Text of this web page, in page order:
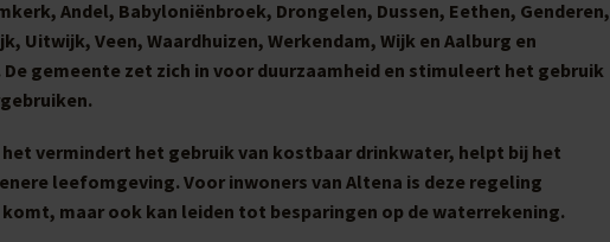
Andel, Babyloniënbroek, Drongelen, Dussen, Eethen, Genderen,
Uitwijk, Veen, Waardhuizen, Werkendam, Wijk en Aalburg en
De gemeente zet zich in voor duurzaamheid en stimuleert het gebruik
vermindert het gebruik van kostbaar drinkwater, helpt bij het
leefomgeving. Voor inwoners van Altena is deze regeling
maar ook kan leiden tot besparingen op de waterrekening.